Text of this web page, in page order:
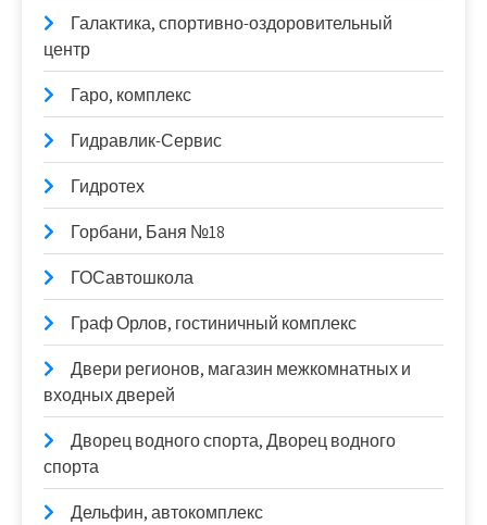
Галактика, спортивно-оздоровительный
центр
Гаро, комплекс
Гидравлик-Сервис
Гидротех
Горбани, Баня №18
ГОСавтошкола
Граф Орлов, гостиничный комплекс
Двери регионов, магазин межкомнатных и
входных дверей
Дворец водного спорта, Дворец водного
спорта
Дельфин, автокомплекс